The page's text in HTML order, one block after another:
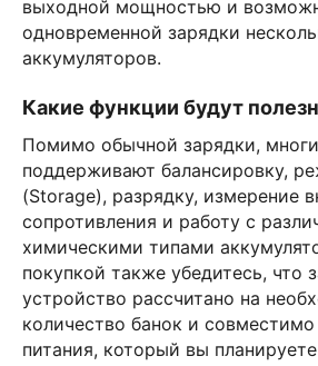
выходной мощностью и
одновременной зарядки
аккумуляторов.
Какие функции будут
Помимо обычной зарядки,
поддерживают балансировку,
(Storage), разрядку, измерение
сопротивления и работу с
химическими типами
покупкой также убедитесь, что
устройство рассчитано на
количество банок и
питания, который вы